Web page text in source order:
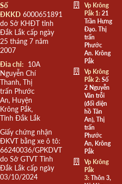
Số
ĐKKD 6000651891
do Sở KHĐT tỉnh
Đắk Lắk cấp ngày
25 tháng 7 năm
2007
Đia chỉ: 10A
Nguyễn Chí
Thanh, Thị
trấn Phước
An, Huyện
Krông Pắk,
Tỉnh Đắk Lắk
Giấy chứng nhận
ĐKVT bằng xe ô tô:
66240036/GPKDVT
do Sở GTVT Tỉnh
Đắk Lắk cấp ngày
03/10/2024
Vp Krông
Pắk 1:21
Trần Hưng
Đạo. Thị
trấn
Phước
An. Krông
Pắk
Vp Krông
Pắk 2:Số
2 Nguyễn
Văn trỗi
(đối diện
hồ Tân
An), Thị
trấn
Phước
An, Krông
Pắk
Vp Krông
Pắk
3:Thôn 3,